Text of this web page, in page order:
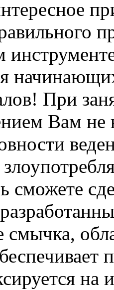
При
Вам не
сможете
смычка,
беспечивает
на